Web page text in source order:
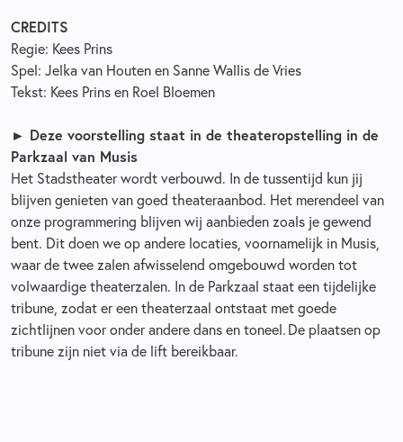
CREDITS
Regie: Kees Prins
Spel: Jelka van Houten en Sanne Wallis de Vries
Tekst: Kees Prins en Roel Bloemen
► Deze voorstelling staat in de theateropstelling in de
Parkzaal van Musis
Het Stadstheater wordt verbouwd. In de tussentijd kun jij
blijven genieten van goed theateraanbod. Het merendeel van
onze programmering blijven wij aanbieden zoals je gewend
bent. Dit doen we op andere locaties, voornamelijk in Musis,
waar de twee zalen afwisselend omgebouwd worden tot
volwaardige theaterzalen. In de Parkzaal staat een tijdelijke
tribune, zodat er een theaterzaal ontstaat met goede
zichtlijnen voor onder andere dans en toneel. De plaatsen op
tribune zijn niet via de lift bereikbaar.